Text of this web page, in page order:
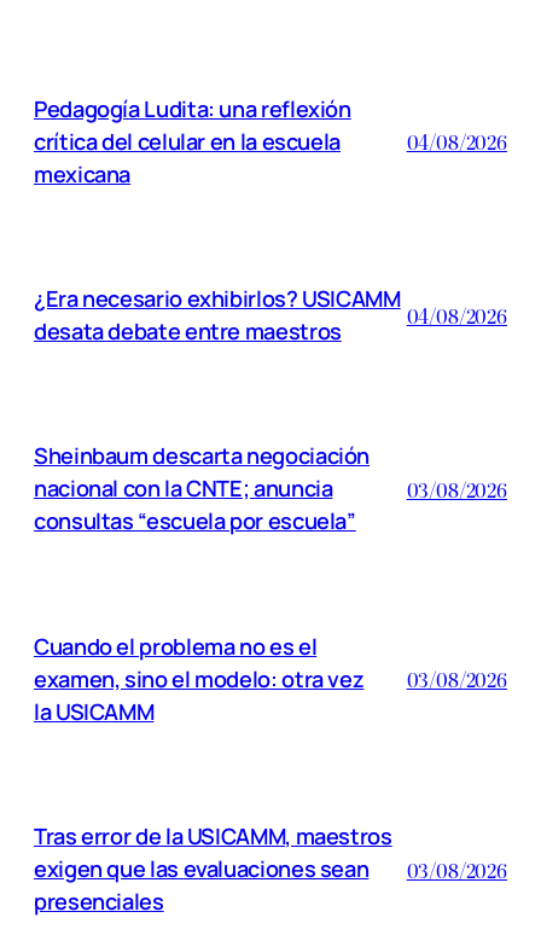
Pedagogía Ludita: una reflexión
crítica del celular en la escuela
mexicana
04/08/2026
¿Era necesario exhibirlos? USICAMM
desata debate entre maestros
04/08/2026
Sheinbaum descarta negociación
nacional con la CNTE; anuncia
consultas “escuela por escuela”
03/08/2026
Cuando el problema no es el
examen, sino el modelo: otra vez
la USICAMM
03/08/2026
Tras error de la USICAMM, maestros
exigen que las evaluaciones sean
presenciales
03/08/2026